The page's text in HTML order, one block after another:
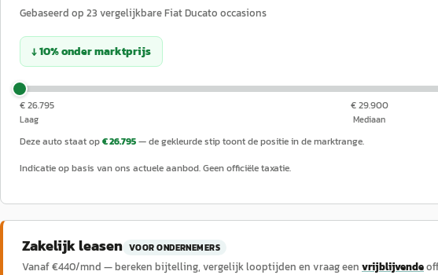
Gebaseerd op 23 vergelijkbareFiatDucato occasions
↓10%ondermarktprijs
€ 26.795
Laag
€ 29.900
Mediaan
Deze auto staat op€ 26.795— de gekleurde stip toont de positie in de marktrange.
Indicatie op basis van ons actuele aanbod. Geen officiële taxatie.
Zakelijk leasen VOOR ONDERNEMERS
Vanaf €440/mnd — bereken bijtelling, vergelijk looptijden en vraag een vrijblijvende